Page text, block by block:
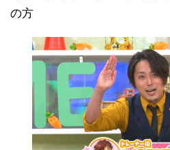
の方